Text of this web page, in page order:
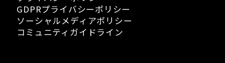
GDPRプライバシーポリシー
ソーシャルメディアポリシー
コミュニティガイドライン